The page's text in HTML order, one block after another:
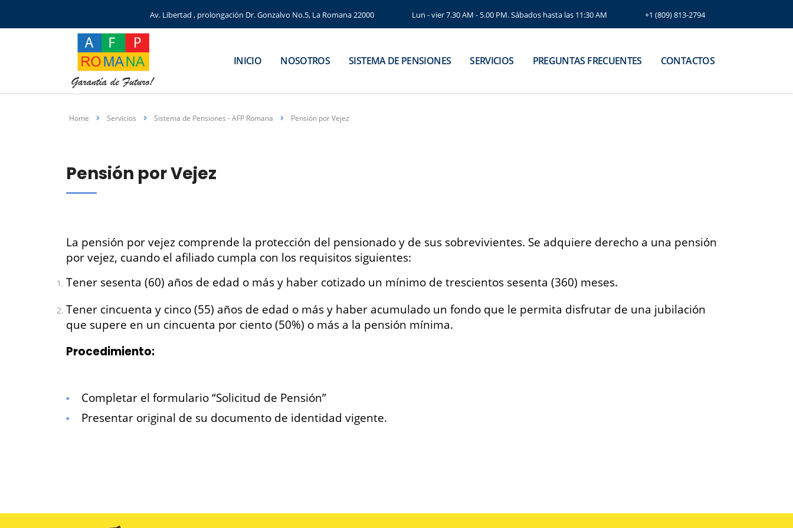
Av. Libertad , prolongación Dr. Gonzalvo No.5, La Romana 22000 Lun - vier 7.30 AM - 5.00 PM. Sábados hasta las 11:30 AM +1 (809) 813-2794
INICIO NOSOTROS SISTEMA DE PENSIONES SERVICIOS PREGUNTAS FRECUENTES CONTACTOS
Home Servicios Sistema de Pensiones - AFP Romana Pensión por Vejez
Pensión por Vejez
La pensión por vejez comprende la protección del pensionado y de sus sobrevivientes. Se adquiere derecho a una pensión
por vejez, cuando el afiliado cumpla con los requisitos siguientes:
Tener sesenta (60) años de edad o más y haber cotizado un mínimo de trescientos sesenta (360) meses.
Tener cincuenta y cinco (55) años de edad o más y haber acumulado un fondo que le permita disfrutar de una jubilación
que supere en un cincuenta por ciento (50%) o más a la pensión mínima.
Procedimiento:
Completar el formulario “Solicitud de Pensión”
Presentar original de su documento de identidad vigente.